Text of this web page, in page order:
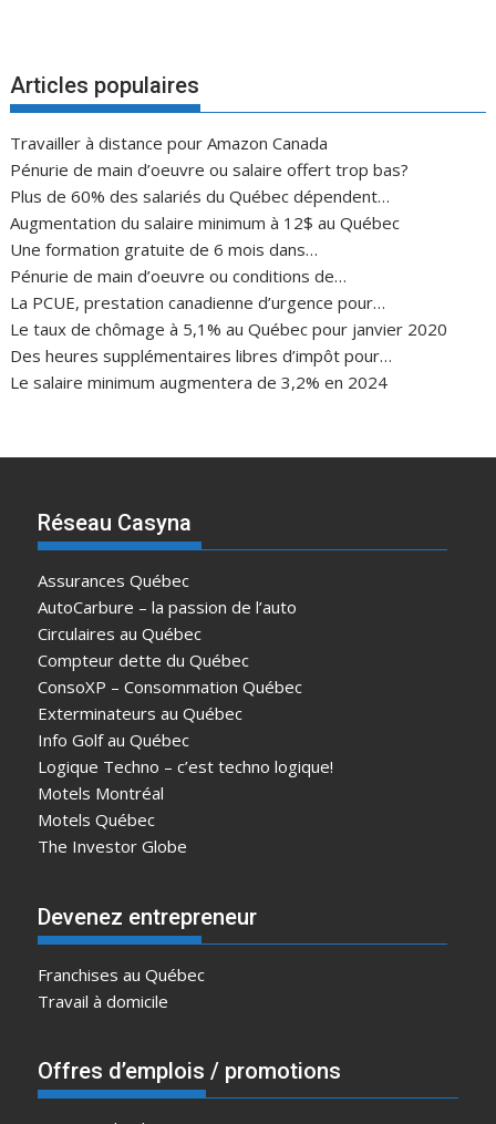
Articles populaires
Travailler à distance pour Amazon Canada
Pénurie de main d’oeuvre ou salaire offert trop bas?
Plus de 60% des salariés du Québec dépendent…
Augmentation du salaire minimum à 12$ au Québec
Une formation gratuite de 6 mois dans…
Pénurie de main d’oeuvre ou conditions de…
La PCUE, prestation canadienne d’urgence pour…
Le taux de chômage à 5,1% au Québec pour janvier 2020
Des heures supplémentaires libres d’impôt pour…
Le salaire minimum augmentera de 3,2% en 2024
Réseau Casyna
Assurances Québec
AutoCarbure – la passion de l’auto
Circulaires au Québec
Compteur dette du Québec
ConsoXP – Consommation Québec
Exterminateurs au Québec
Info Golf au Québec
Logique Techno – c’est techno logique!
Motels Montréal
Motels Québec
The Investor Globe
Devenez entrepreneur
Franchises au Québec
Travail à domicile
Offres d’emplois / promotions